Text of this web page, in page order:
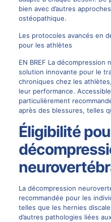
bien avec d’autres
ostéopathique.
Les protocoles avancés en
pour les athlètes
EN BREF La
solution innovante pour le
chroniques chez les
leur performance.
particulièrement
après des blessures, telles
Éligibilité
La décompression
recommandée pour les
telles que les hernies
d’autres pathologies liées